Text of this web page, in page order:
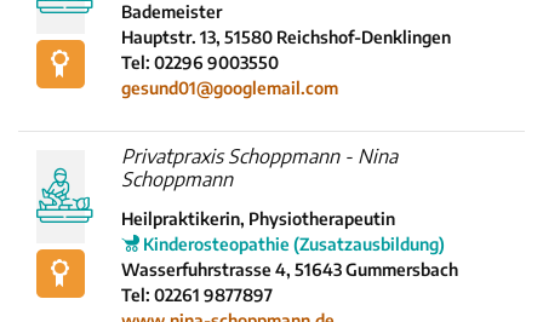
Bademeister
Hauptstr. 13, 51580 Reichshof-Denklingen
Tel: 02296 9003550
gesund01@googlemail.com
Privatpraxis Schoppmann - Nina
Schoppmann
Heilpraktikerin, Physiotherapeutin
Kinderosteopathie (Zusatzausbildung)
Wasserfuhrstrasse 4, 51643 Gummersbach
Tel: 02261 9877897